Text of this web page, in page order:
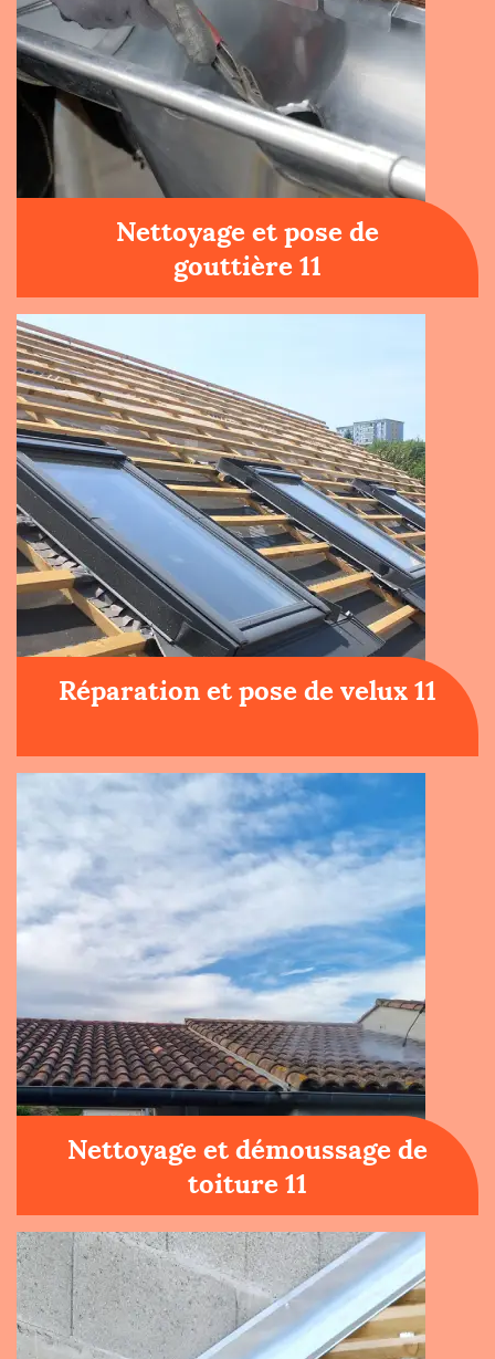
Nettoyage et pose de
gouttière 11
Réparation et pose de velux 11
Nettoyage et démoussage de
toiture 11